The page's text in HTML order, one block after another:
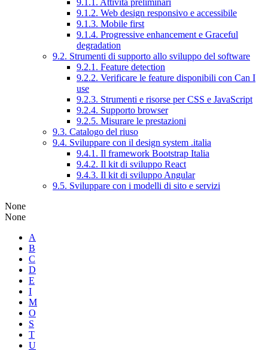
9.1.1. Attività preliminari
9.1.2. Web design responsivo e accessibile
9.1.3. Mobile first
9.1.4. Progressive enhancement e Graceful
degradation
9.2. Strumenti di supporto allo sviluppo del software
9.2.1. Feature detection
9.2.2. Verificare le feature disponibili con Can I
use
9.2.3. Strumenti e risorse per CSS e JavaScript
9.2.4. Supporto browser
9.2.5. Misurare le prestazioni
9.3. Catalogo del riuso
9.4. Sviluppare con il design system .italia
9.4.1. Il framework Bootstrap Italia
9.4.2. Il kit di sviluppo React
9.4.3. Il kit di sviluppo Angular
9.5. Sviluppare con i modelli di sito e servizi
None
None
A
B
C
D
E
I
M
O
S
T
U